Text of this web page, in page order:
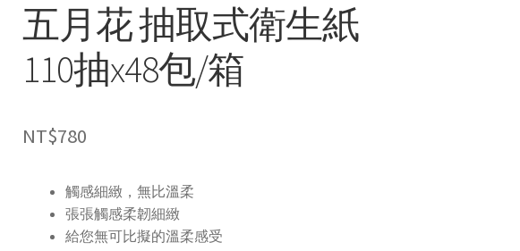
五月花 抽取式衛生紙
110抽x48包/箱
NT$780
觸感細緻，無比溫柔
張張觸感柔韌細緻
給您無可比擬的溫柔感受